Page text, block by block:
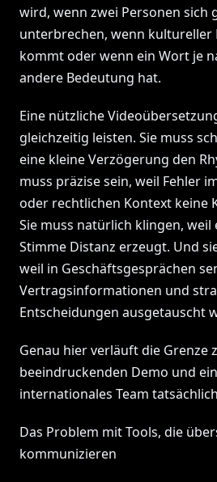
wird, wenn zwei Personen sich
unterbrechen, wenn kultureller
kommt oder wenn ein Wort je
andere Bedeutung hat.
Eine nützliche
gleichzeitig leisten. Sie muss
eine kleine Verzögerung den
muss präzise sein, weil Fehler
oder rechtlichen Kontext keine
Sie muss natürlich klingen, weil
Stimme Distanz erzeugt. Und
weil in Geschäftsgesprächen
Vertragsinformationen und
Entscheidungen ausgetauscht
Genau hier verläuft die Grenze
beeindruckenden Demo und
internationales Team
Das Problem mit Tools, die
kommunizieren